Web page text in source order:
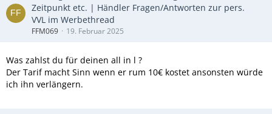
Zeitpunkt etc. | Händler Fragen/Antworten zur pers.
VVL im Werbethread
FFM069 19. Februar 2025
Was zahlst du für deinen all in l ?
Der Tarif macht Sinn wenn er rum 10€ kostet ansonsten würde
ich ihn verlängern.